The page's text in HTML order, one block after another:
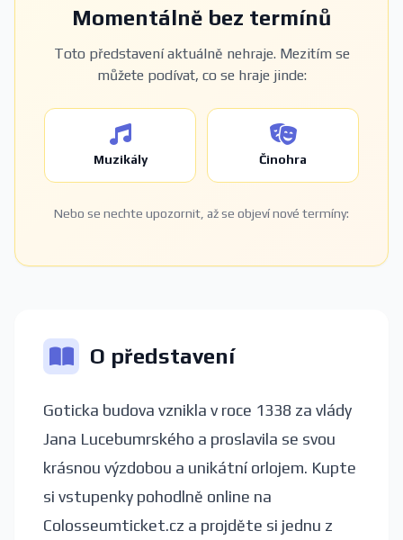
Momentálně bez termínů
Toto představení aktuálně nehraje. Mezitím se
můžete podívat, co se hraje jinde:
Muzikály Činohra
Nebo se nechte upozornit, až se objeví nové termíny:
O představení
Goticka budova vznikla v roce 1338 za vlády
Jana Lucebumrského a proslavila se svou
krásnou výzdobou a unikátní orlojem. Kupte
si vstupenky pohodlně online na
Colosseumticket.cz a projděte si jednu z